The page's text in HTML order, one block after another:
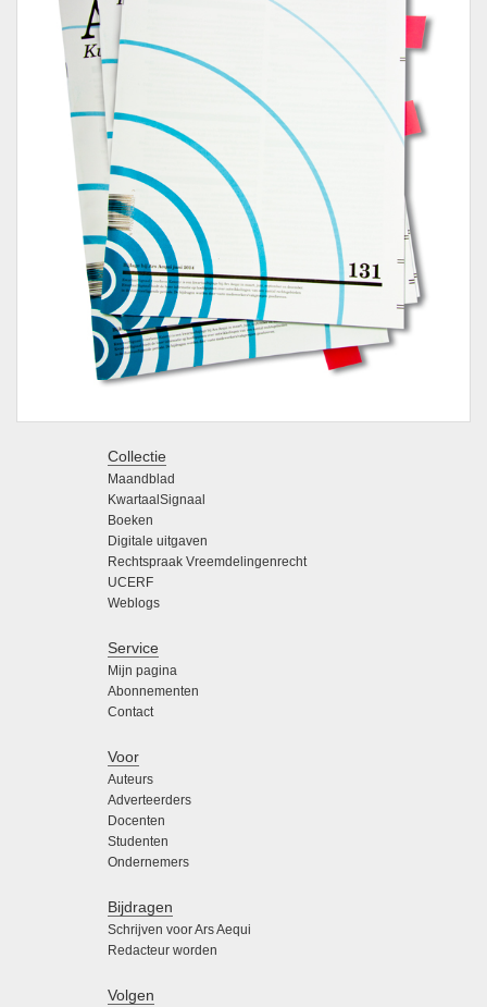
Collectie
Maandblad
KwartaalSignaal
Boeken
Digitale uitgaven
Rechtspraak Vreemdelingenrecht
UCERF
Weblogs
Service
Mijn pagina
Abonnementen
Contact
Voor
Auteurs
Adverteerders
Docenten
Studenten
Ondernemers
Bijdragen
Schrijven voor Ars Aequi
Redacteur worden
Volgen